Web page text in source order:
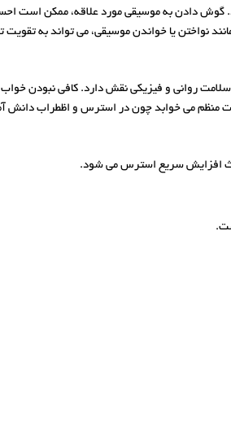
گوش دادن به موسیقی مورد علاقه، ممکن است
نواختن یا خواندن موسیقی، می‌ تواند به
روانی و فیزیکی نقش دارد. کافی نبودن
منظم می‌ خوابد چون در استرس و اظطراب دانش
افزایش سریع استرس می شود.